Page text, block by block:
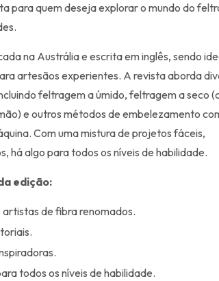
para quem deseja explorar o mundo do
na Austrália e escrita em inglês, sendo
artesãos experientes. A revista aborda
feltragem a úmido, feltragem a seco
e outros métodos de embelezamento
Com uma mistura de projetos fáceis,
há algo para todos os níveis de habilidade.
edição:
de fibra renomados.
todos os níveis de habilidade.